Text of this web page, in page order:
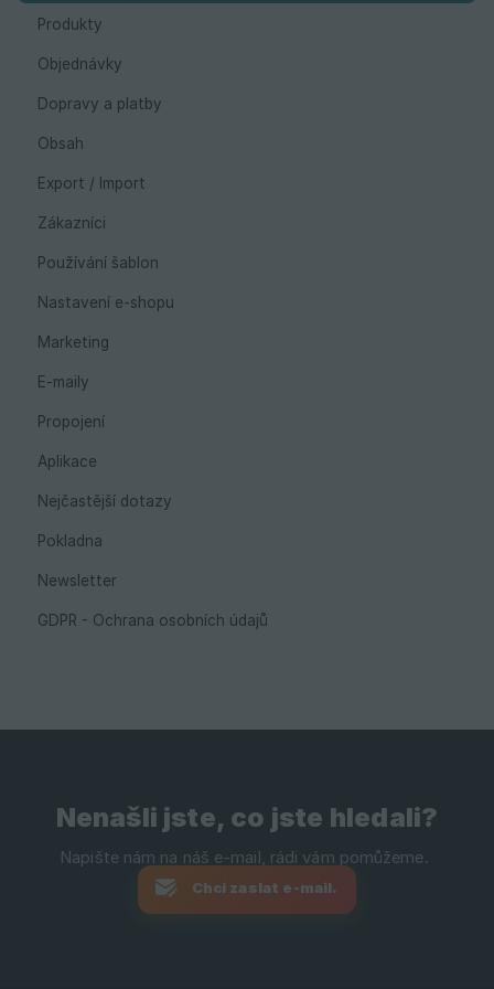
Produkty
Objednávky
Dopravy a platby
Obsah
Export / Import
Zákazníci
Používání šablon
Nastavení e-shopu
Marketing
E-maily
Propojení
Aplikace
Nejčastější dotazy
Pokladna
Newsletter
GDPR - Ochrana osobních údajů
Nenašli jste, co jste hledali?
Chci zaslat e-mail.